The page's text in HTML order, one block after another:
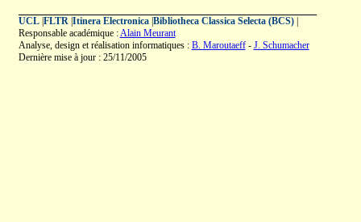
UCL| FLTR| Itinera Electronica| Bibliotheca Classica Selecta (BCS)|
Responsable académique :Alain Meurant
Analyse, design et réalisation informatiques : B. Maroutaeff- J. Schumacher
Dernière mise à jour : 25/11/2005